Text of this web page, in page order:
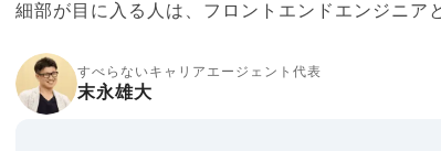
細部が目に入る人は、フロントエンドエンジニア
すべらないキャリアエージェント代表
末永雄大